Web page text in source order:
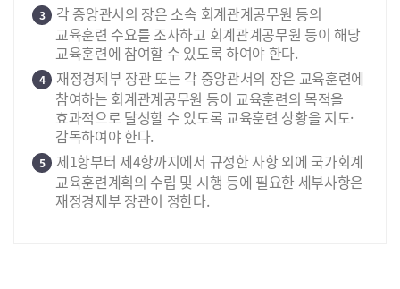
3
각 중앙관서의 장은 소속 회계관계공무원 등의
교육훈련 수요를 조사하고 회계관계공무원 등이 해당
교육훈련에 참여할 수 있도록 하여야 한다.
4
재정경제부 장관 또는 각 중앙관서의 장은 교육훈련에
참여하는 회계관계공무원 등이 교육훈련의 목적을
효과적으로 달성할 수 있도록 교육훈련 상황을 지도·
감독하여야 한다.
5
제1항부터 제4항까지에서 규정한 사항 외에 국가회계
교육훈련계획의 수립 및 시행 등에 필요한 세부사항은
재정경제부 장관이 정한다.